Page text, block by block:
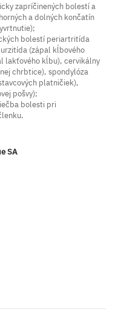
zapríčinených bolestí a
a dolných končatín
bolestí periartritída
(zápal kĺbového
lakťového kĺbu), cervikálny
chrbtice), spondylóza
platničiek),
pošvy);
bolesti pri
SA